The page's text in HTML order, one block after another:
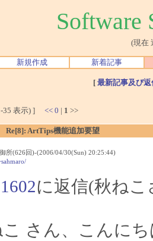
Software
(現在
新規作成 新着記事
[ 最新記事及び
35 表示) ] << 0 | 1 >>
Re[8]: ArtTips機能追加要望
所(626回)-(2006/04/30(Sun) 20:25:44)
に返信(秋ね
さん、こんにち